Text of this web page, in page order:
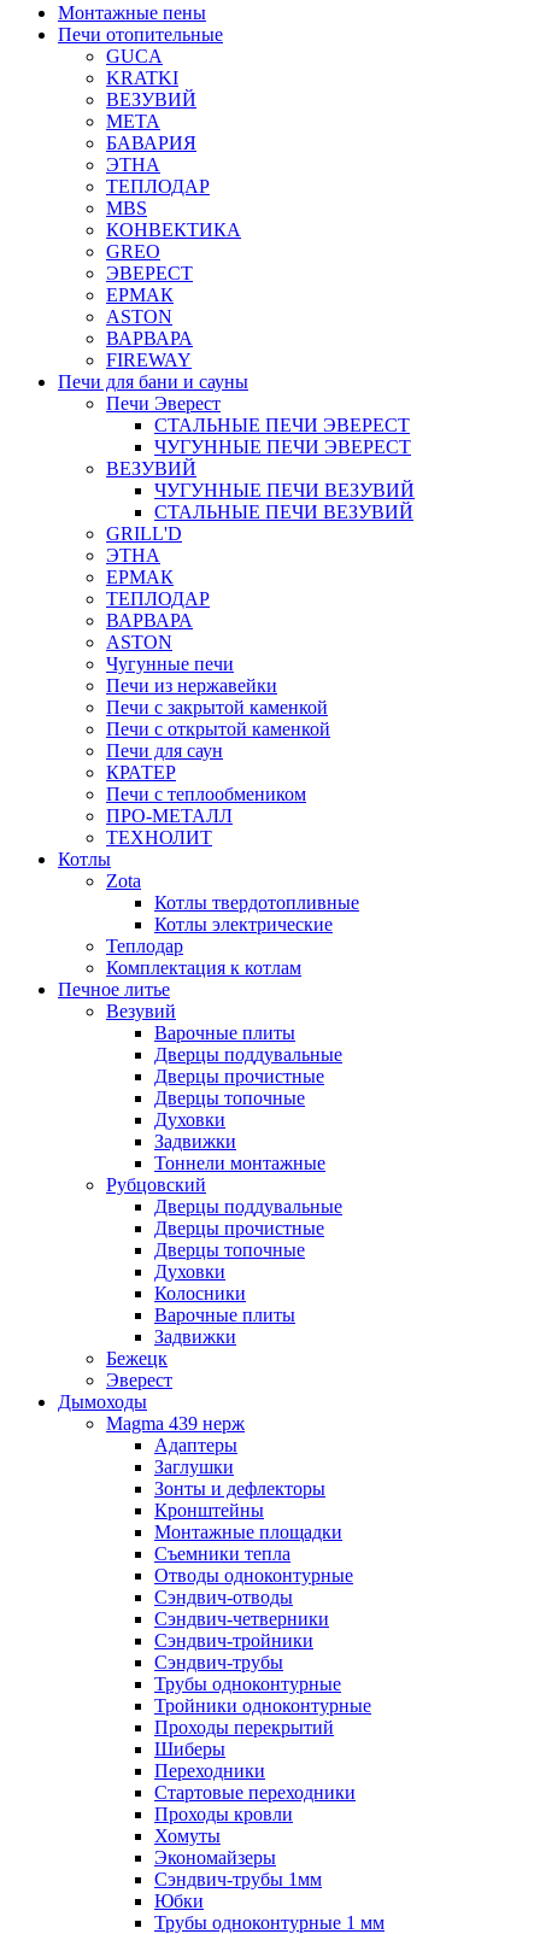
Монтажные пены
Печи отопительные
GUCA
KRATKI
ВЕЗУВИЙ
МЕТА
БАВАРИЯ
ЭТНА
ТЕПЛОДАР
MBS
КОНВЕКТИКА
GREO
ЭВЕРЕСТ
ЕРМАК
ASTON
ВАРВАРА
FIREWAY
Печи для бани и сауны
Печи Эверест
СТАЛЬНЫЕ ПЕЧИ ЭВЕРЕСТ
ЧУГУННЫЕ ПЕЧИ ЭВЕРЕСТ
ВЕЗУВИЙ
ЧУГУННЫЕ ПЕЧИ ВЕЗУВИЙ
СТАЛЬНЫЕ ПЕЧИ ВЕЗУВИЙ
GRILL'D
ЭТНА
ЕРМАК
ТЕПЛОДАР
ВАРВАРА
ASTON
Чугунные печи
Печи из нержавейки
Печи с закрытой каменкой
Печи с открытой каменкой
Печи для саун
КРАТЕР
Печи с теплообмеником
ПРО-МЕТАЛЛ
ТЕХНОЛИТ
Котлы
Zota
Котлы твердотопливные
Котлы электрические
Теплодар
Комплектация к котлам
Печное литье
Везувий
Варочные плиты
Дверцы поддувальные
Дверцы прочистные
Дверцы топочные
Духовки
Задвижки
Тоннели монтажные
Рубцовский
Дверцы поддувальные
Дверцы прочистные
Дверцы топочные
Духовки
Колосники
Варочные плиты
Задвижки
Бежецк
Эверест
Дымоходы
Magma 439 нерж
Адаптеры
Заглушки
Зонты и дефлекторы
Кронштейны
Монтажные площадки
Съемники тепла
Отводы одноконтурные
Сэндвич-отводы
Сэндвич-четверники
Сэндвич-тройники
Сэндвич-трубы
Трубы одноконтурные
Тройники одноконтурные
Проходы перекрытий
Шиберы
Переходники
Стартовые переходники
Проходы кровли
Хомуты
Экономайзеры
Сэндвич-трубы 1мм
Юбки
Трубы одноконтурные 1 мм